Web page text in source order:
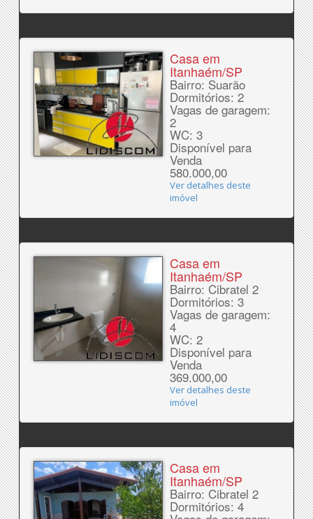
Casa em
Itanhaém/SP
Bairro: Suarão
Dormitórios: 2
Vagas de garagem:
2
WC: 3
Disponível para
Venda
580.000,00
Ver detalhes deste
imóvel
Casa em
Itanhaém/SP
Bairro: Cibratel 2
Dormitórios: 3
Vagas de garagem:
4
WC: 2
Disponível para
Venda
369.000,00
Ver detalhes deste
imóvel
Casa em
Itanhaém/SP
Bairro: Cibratel 2
Dormitórios: 4